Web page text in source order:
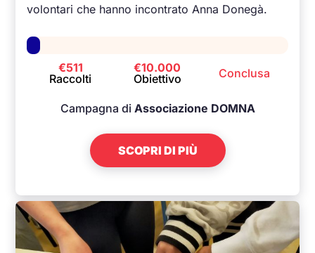
volontari che hanno incontrato Anna Donegà.
€511
Raccolti
€10.000
Obiettivo
Conclusa
Campagna di Associazione DOMNA
SCOPRI DI PIÙ